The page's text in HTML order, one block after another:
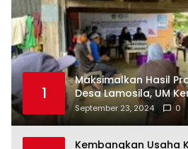
1
Maksimalkan Hasil
Desa Lamosila, UM
Bantuan Alat
September 23, 2024 0
Kembangkan Usaha